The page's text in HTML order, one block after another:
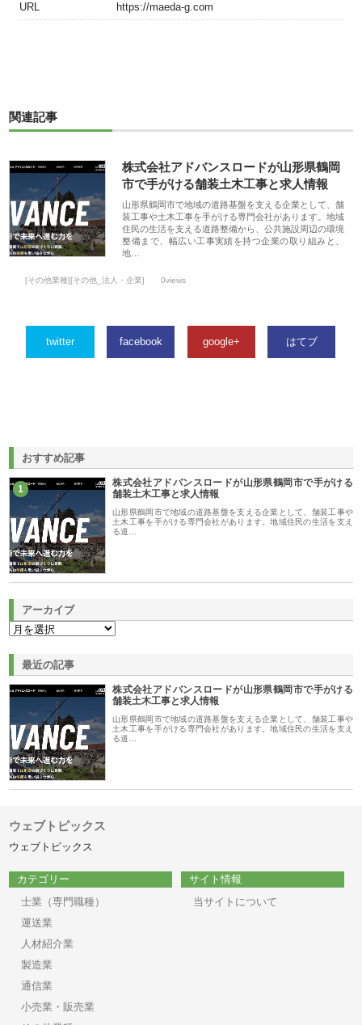
URL https://maeda-g.com
関連記事
株式会社アドバンスロードが山形県鶴岡
市で手がける舗装土木工事と求人情報
山形県鶴岡市で地域の道路基盤を支える企業として、舗
装工事や土木工事を手がける専門会社があります。地域
住民の生活を支える道路整備から、公共施設周辺の環境
整備まで、幅広い工事実績を持つ企業の取り組みと、
地…
[その他業種][その他_法人・企業] 0views
twitter facebook google+ はてブ
おすすめ記事
1
株式会社アドバンスロードが山形県鶴岡市で手がける
舗装土木工事と求人情報
山形県鶴岡市で地域の道路基盤を支える企業として、舗装工事や
土木工事を手がける専門会社があります。地域住民の生活を支え
る道…
アーカイブ
最近の記事
株式会社アドバンスロードが山形県鶴岡市で手がける
舗装土木工事と求人情報
山形県鶴岡市で地域の道路基盤を支える企業として、舗装工事や
土木工事を手がける専門会社があります。地域住民の生活を支え
る道…
ウェブトピックス
ウェブトピックス
カテゴリー
士業（専門職種）
運送業
人材紹介業
製造業
通信業
小売業・販売業
サイト情報
当サイトについて